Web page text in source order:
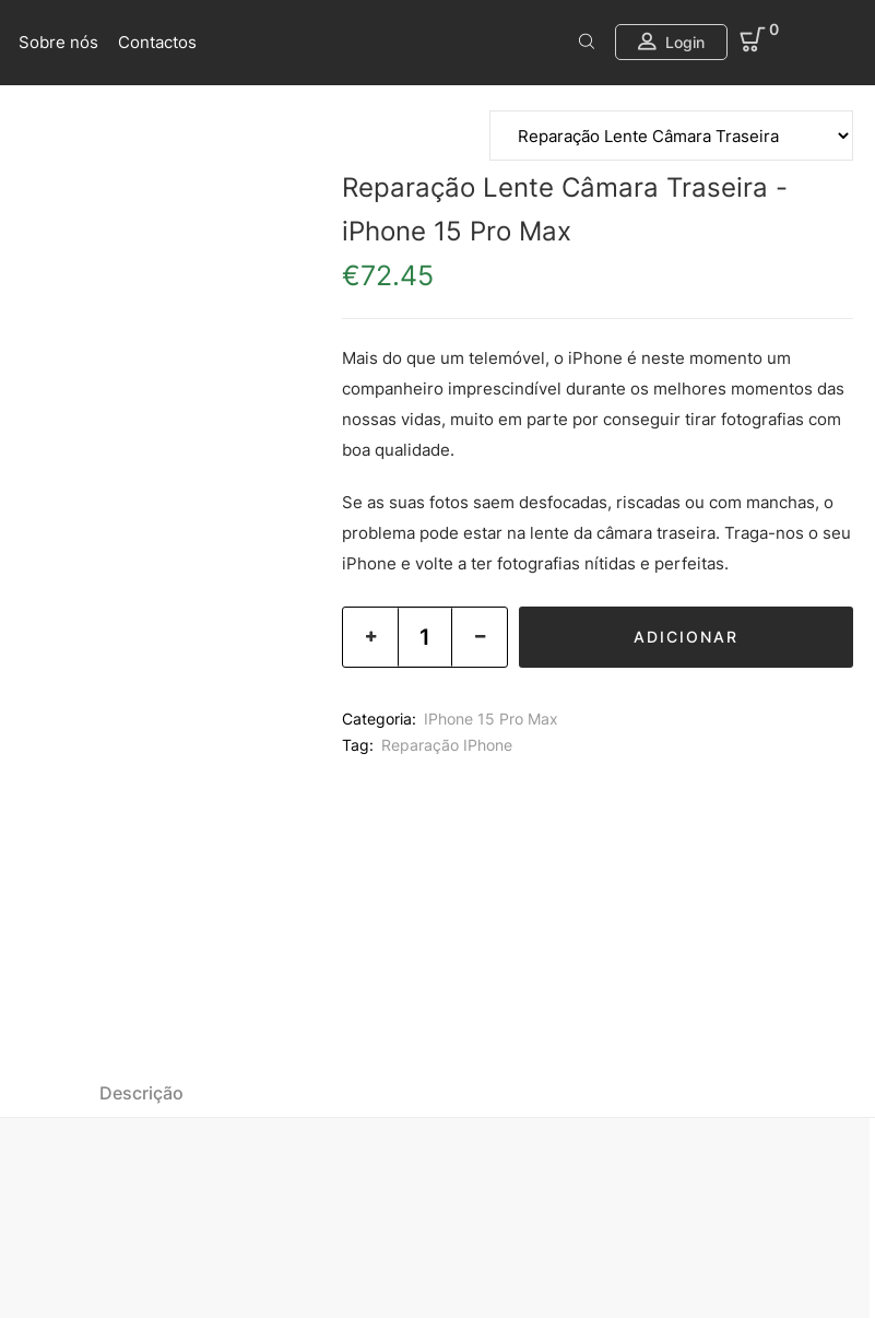
Sobre nós Contactos Login
0
Reparação Lente Câmara Traseira -
iPhone 15 Pro Max
€72.45
Mais do que um telemóvel, o iPhone é neste momento um
companheiro imprescindível durante os melhores momentos das
nossas vidas, muito em parte por conseguir tirar fotografias com
boa qualidade.
Se as suas fotos saem desfocadas, riscadas ou com manchas, o
problema pode estar na lente da câmara traseira. Traga-nos o seu
iPhone e volte a ter fotografias nítidas e perfeitas.
ADICIONAR
Categoria: IPhone 15 Pro Max
Tag: Reparação IPhone
Descrição